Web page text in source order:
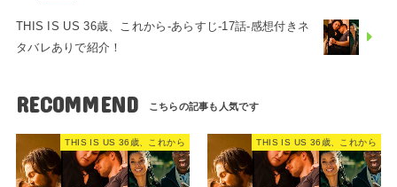
THIS IS US 36歳、これから-あらすじ-17話-感想付きネ
タバレありで紹介！
RECOMMEND
THIS IS US 36歳、これから THIS IS US 36歳、これから